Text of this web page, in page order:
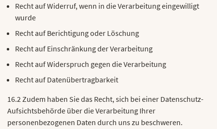
Recht auf Widerruf, wenn in die Verarbeitung eingewilligt
wurde
Recht auf Berichtigung oder Löschung
Recht auf Einschränkung der Verarbeitung
Recht auf Widerspruch gegen die Verarbeitung
Recht auf Datenübertragbarkeit
16.2 Zudem haben Sie das Recht, sich bei einer Datenschutz-
Aufsichtsbehörde über die Verarbeitung Ihrer
personenbezogenen Daten durch uns zu beschweren.